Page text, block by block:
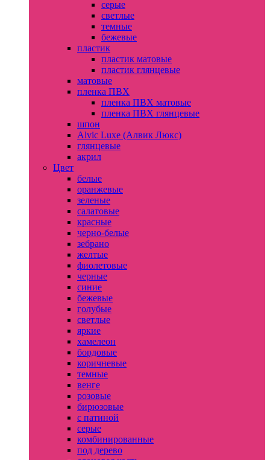
серые
светлые
темные
бежевые
пластик
пластик матовые
пластик глянцевые
матовые
пленка ПВХ
пленка ПВХ матовые
пленка ПВХ глянцевые
шпон
Alvic Luxe (Алвик Люкс)
глянцевые
акрил
Цвет
белые
оранжевые
зеленые
салатовые
красные
черно-белые
зебрано
желтые
фиолетовые
черные
синие
бежевые
голубые
светлые
яркие
хамелеон
бордовые
коричневые
темные
венге
розовые
бирюзовые
с патиной
серые
комбинированные
под дерево